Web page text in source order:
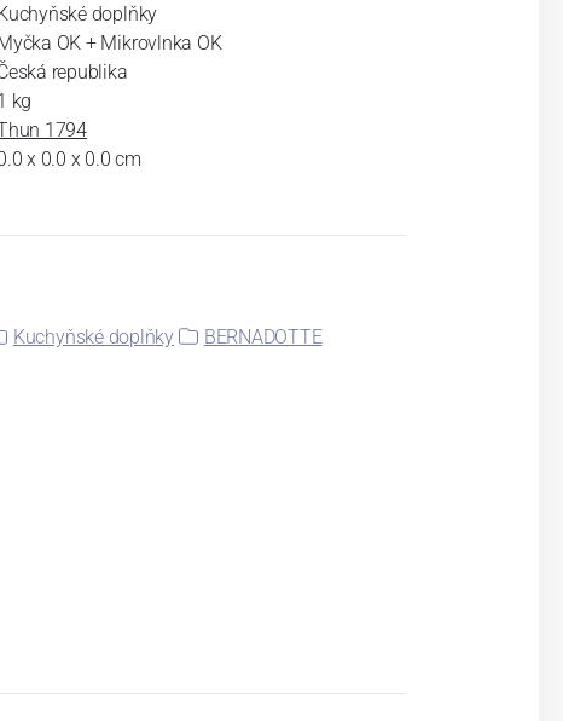
doplňky
OK + Mikrovlnka OK
republika
kg
1794
x 0.0 x 0.0 cm
Kuchyňské doplňky
BERNADOTTE